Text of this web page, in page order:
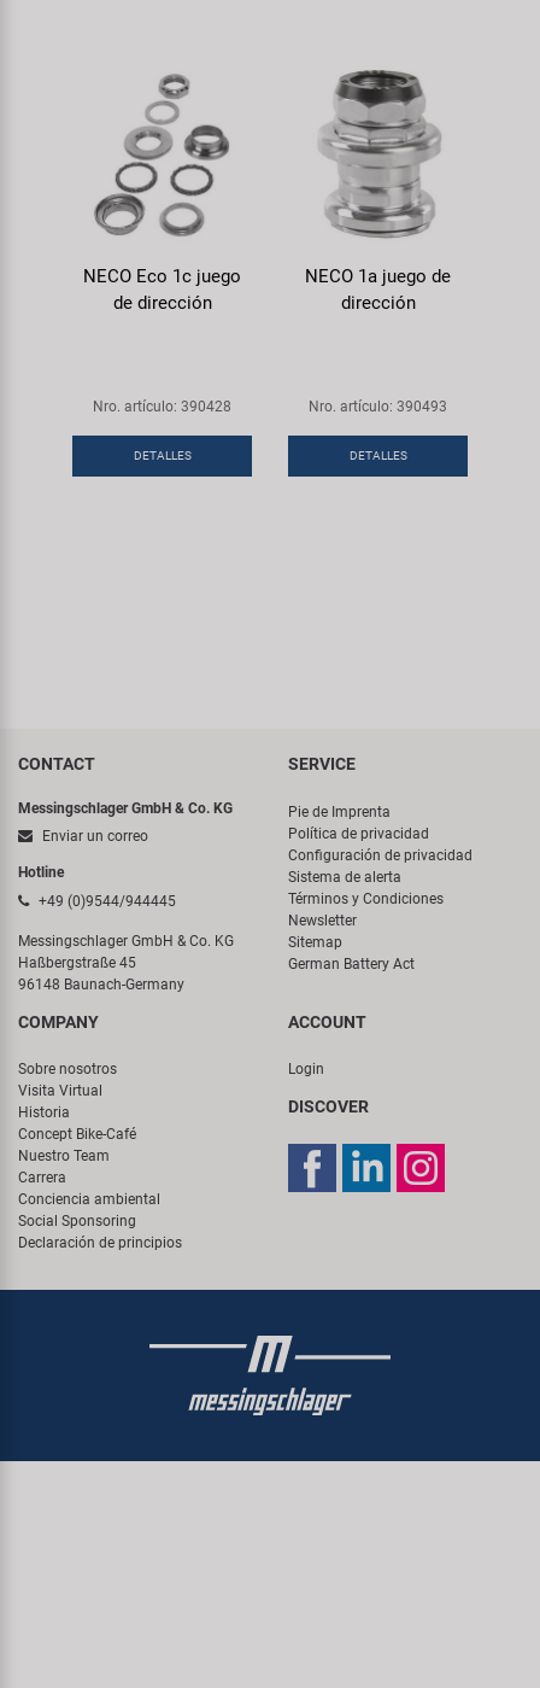
NECO Eco 1c juego
de dirección
Nro. artículo: 390428
DETALLES
NECO 1a juego de
dirección
Nro. artículo: 390493
DETALLES
CONTACT
Messingschlager GmbH & Co. KG
Enviar un correo
Hotline
+49 (0)9544/944445
Messingschlager GmbH & Co. KG
Haßbergstraße 45
96148 Baunach-Germany
SERVICE
Pie de Imprenta
Política de privacidad
Configuración de privacidad
Sistema de alerta
Términos y Condiciones
Newsletter
Sitemap
German Battery Act
COMPANY
Sobre nosotros
Visita Virtual
Historia
Concept Bike-Café
Nuestro Team
Carrera
Conciencia ambiental
Social Sponsoring
Declaración de principios
ACCOUNT
Login
DISCOVER